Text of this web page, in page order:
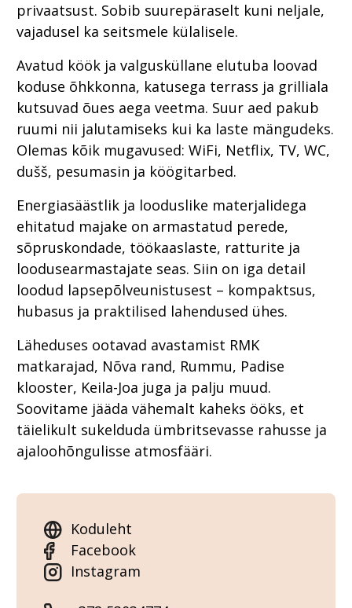
privaatsust. Sobib suurepäraselt kuni neljale,
vajadusel ka seitsmele külalisele.
Avatud köök ja valgusküllane elutuba loovad
koduse õhkkonna, katusega terrass ja grilliala
kutsuvad õues aega veetma. Suur aed pakub
ruumi nii jalutamiseks kui ka laste mängudeks.
Olemas kõik mugavused: WiFi, Netflix, TV, WC,
dušš, pesumasin ja köögitarbed.
Energiasäästlik ja looduslike materjalidega
ehitatud majake on armastatud perede,
sõpruskondade, töökaaslaste, ratturite ja
loodusearmastajate seas. Siin on iga detail
loodud lapsepõlveunistusest – kompaktsus,
hubasus ja praktilised lahendused ühes.
Läheduses ootavad avastamist RMK
matkarajad, Nõva rand, Rummu, Padise
klooster, Keila-Joa juga ja palju muud.
Soovitame jääda vähemalt kaheks ööks, et
täielikult sukelduda ümbritsevasse rahusse ja
ajaloohõngulisse atmosfääri.
Koduleht
Facebook
Instagram